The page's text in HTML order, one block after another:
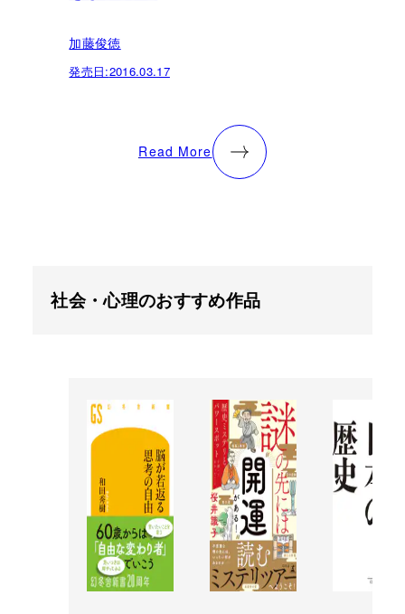
加藤俊徳
発売日:2016.03.17
Read More
社会・心理のおすすめ作品